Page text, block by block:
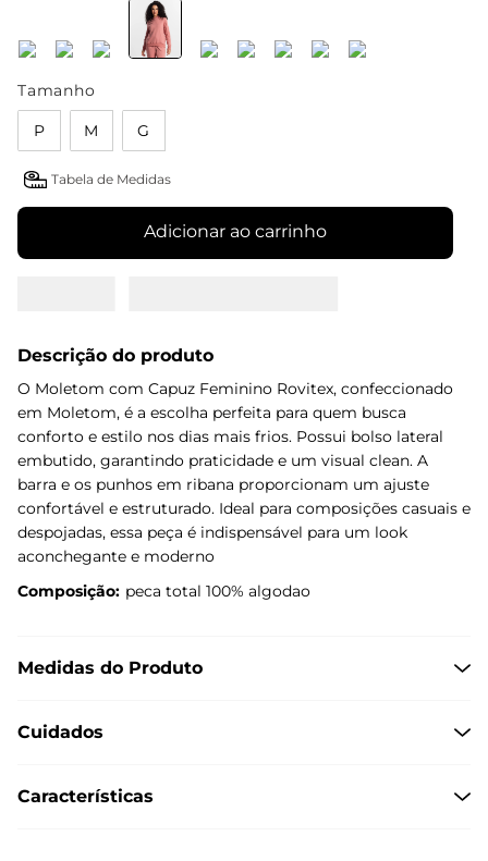
Tamanho
P M G
Tabela de Medidas
Adicionar ao carrinho
Descrição do produto
O Moletom com Capuz Feminino Rovitex, confeccionado
em Moletom, é a escolha perfeita para quem busca
conforto e estilo nos dias mais frios. Possui bolso lateral
embutido, garantindo praticidade e um visual clean. A
barra e os punhos em ribana proporcionam um ajuste
confortável e estruturado. Ideal para composições casuais e
despojadas, essa peça é indispensável para um look
aconchegante e moderno
Composição: peca total 100% algodao
Medidas do Produto
Cuidados
Características